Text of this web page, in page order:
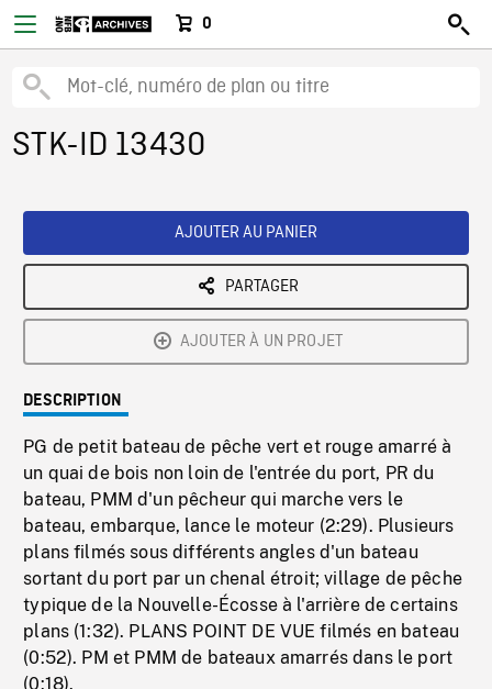
0
STK-ID 13430
AJOUTER AU PANIER
PARTAGER
AJOUTER À UN PROJET
DESCRIPTION
PG de petit bateau de pêche vert et rouge amarré à
un quai de bois non loin de l'entrée du port, PR du
bateau, PMM d'un pêcheur qui marche vers le
bateau, embarque, lance le moteur (2:29). Plusieurs
plans filmés sous différents angles d'un bateau
sortant du port par un chenal étroit; village de pêche
typique de la Nouvelle-Écosse à l'arrière de certains
plans (1:32). PLANS POINT DE VUE filmés en bateau
(0:52). PM et PMM de bateaux amarrés dans le port
(0:18).